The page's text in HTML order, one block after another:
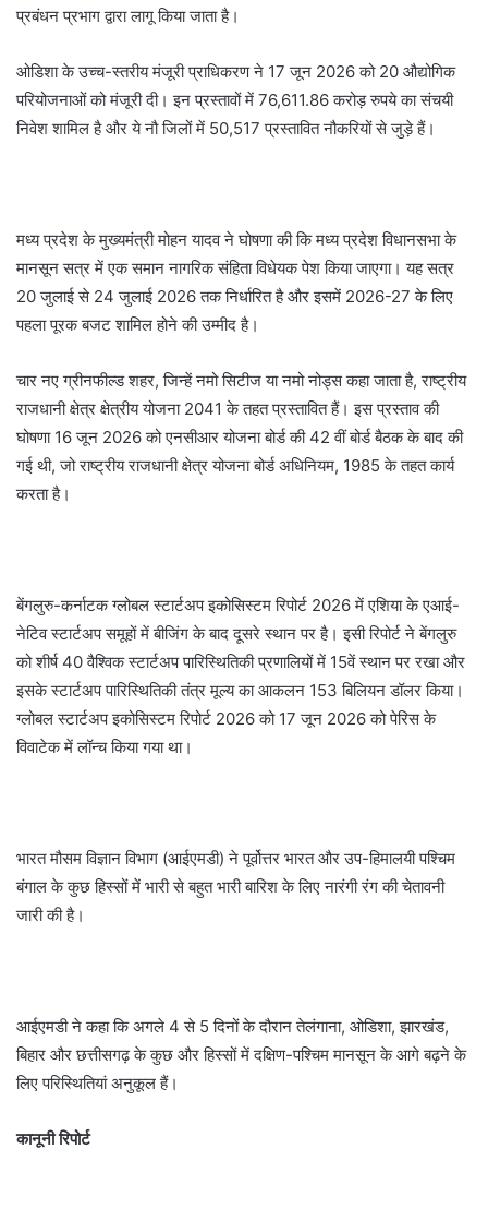
प्रबंधन प्रभाग द्वारा लागू किया जाता है।
ओडिशा के उच्च-स्तरीय मंजूरी प्राधिकरण ने 17 जून 2026 को 20 औद्योगिक
परियोजनाओं को मंजूरी दी। इन प्रस्तावों में 76,611.86 करोड़ रुपये का संचयी
निवेश शामिल है और ये नौ जिलों में 50,517 प्रस्तावित नौकरियों से जुड़े हैं।
मध्य प्रदेश के मुख्यमंत्री मोहन यादव ने घोषणा की कि मध्य प्रदेश विधानसभा के
मानसून सत्र में एक समान नागरिक संहिता विधेयक पेश किया जाएगा। यह सत्र
20 जुलाई से 24 जुलाई 2026 तक निर्धारित है और इसमें 2026-27 के लिए
पहला पूरक बजट शामिल होने की उम्मीद है।
चार नए ग्रीनफील्ड शहर, जिन्हें नमो सिटीज या नमो नोड्स कहा जाता है, राष्ट्रीय
राजधानी क्षेत्र क्षेत्रीय योजना 2041 के तहत प्रस्तावित हैं। इस प्रस्ताव की
घोषणा 16 जून 2026 को एनसीआर योजना बोर्ड की 42 वीं बोर्ड बैठक के बाद की
गई थी, जो राष्ट्रीय राजधानी क्षेत्र योजना बोर्ड अधिनियम, 1985 के तहत कार्य
करता है।
बेंगलुरु-कर्नाटक ग्लोबल स्टार्टअप इकोसिस्टम रिपोर्ट 2026 में एशिया के एआई-
नेटिव स्टार्टअप समूहों में बीजिंग के बाद दूसरे स्थान पर है। इसी रिपोर्ट ने बेंगलुरु
को शीर्ष 40 वैश्विक स्टार्टअप पारिस्थितिकी प्रणालियों में 15वें स्थान पर रखा और
इसके स्टार्टअप पारिस्थितिकी तंत्र मूल्य का आकलन 153 बिलियन डॉलर किया।
ग्लोबल स्टार्टअप इकोसिस्टम रिपोर्ट 2026 को 17 जून 2026 को पेरिस के
विवाटेक में लॉन्च किया गया था।
भारत मौसम विज्ञान विभाग (आईएमडी) ने पूर्वोत्तर भारत और उप-हिमालयी पश्चिम
बंगाल के कुछ हिस्सों में भारी से बहुत भारी बारिश के लिए नारंगी रंग की चेतावनी
जारी की है।
आईएमडी ने कहा कि अगले 4 से 5 दिनों के दौरान तेलंगाना, ओडिशा, झारखंड,
बिहार और छत्तीसगढ़ के कुछ और हिस्सों में दक्षिण-पश्चिम मानसून के आगे बढ़ने के
लिए परिस्थितियां अनुकूल हैं।
कानूनी रिपोर्ट